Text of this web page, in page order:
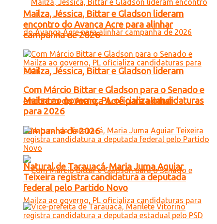
Mailza, Jéssica, Bittar e Gladson lideram
encontro do Avança Acre para alinhar
campanha de 2026
Mailza, Jéssica, Bittar e Gladson lideram
encontro do Avança Acre para alinhar
campanha de 2026
Com Márcio Bittar e Gladson para o Senado e
Mailza ao governo, PL oficializa candidaturas
para 2026
Natural de Tarauacá, Maria Juma Aguiar
Teixeira registra candidatura a deputada
federal pelo Partido Novo